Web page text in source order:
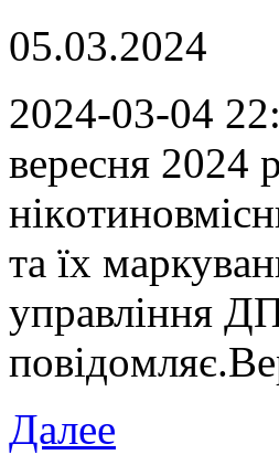
05.03.2024
2024-03-04
вeрeсня 2024
тa їx
упрaвління
Далее